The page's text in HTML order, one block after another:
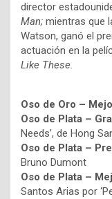
director
Man; mientras que
Watson, ganó el
actuación en la
Like These.
Oso de Oro –
Oso de Plata –
Needs’, de Hong
Oso de Plata –
Bruno Dumont
Oso de Plata –
Santos Arias por